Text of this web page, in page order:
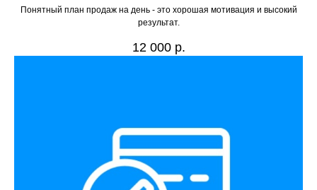
Понятный план продаж на день - это хорошая мотивация и высокий
результат.
12 000 р.